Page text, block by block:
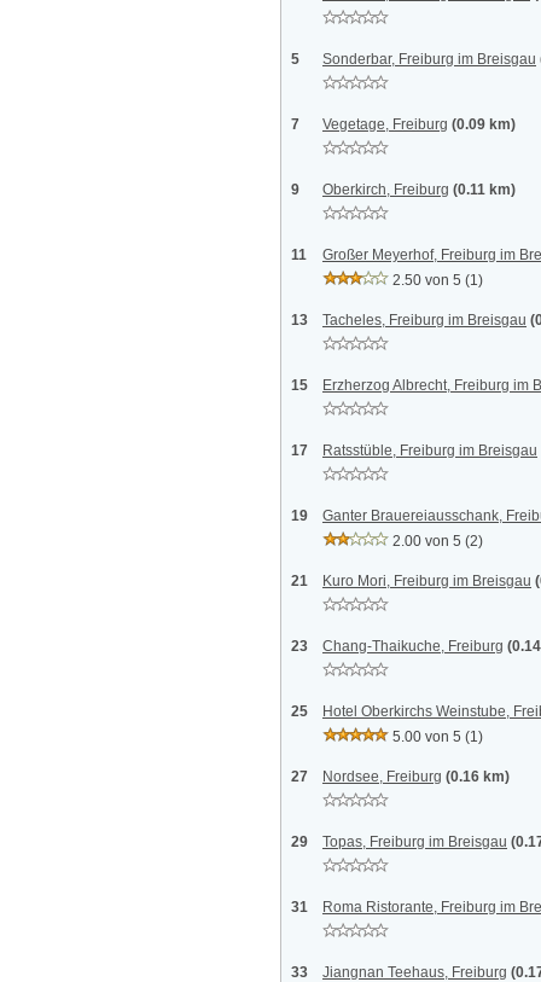
5 Sonderbar, Freiburg im Breisgau
7 Vegetage, Freiburg (0.09 km)
9 Oberkirch, Freiburg (0.11 km)
11
Großer Meyerhof, Freiburg im
2.50 von 5 (1)
13 Tacheles, Freiburg im Breisgau
15 Erzherzog Albrecht, Freiburg im
17 Ratsstüble, Freiburg im Breisgau
19
Ganter Brauereiausschank,
2.00 von 5 (2)
21 Kuro Mori, Freiburg im Breisgau
23 Chang-Thaikuche, Freiburg
25
Hotel Oberkirchs Weinstube,
5.00 von 5 (1)
27 Nordsee, Freiburg (0.16 km)
29 Topas, Freiburg im Breisgau
31 Roma Ristorante, Freiburg im
33 Jiangnan Teehaus, Freiburg